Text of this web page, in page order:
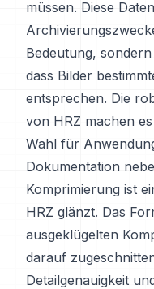
müssen. Diese
Bedeutung,
dass Bilder
entsprechen. Die
von HRZ machen
Wahl für
Dokumentation
Komprimierung ist
HRZ glänzt. Das
ausgeklügelten
darauf
Detailgenauigkeit